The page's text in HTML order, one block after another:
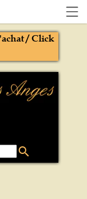
/ Click
search